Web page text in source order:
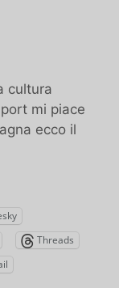
cultura
mi piace
ecco il
Threads